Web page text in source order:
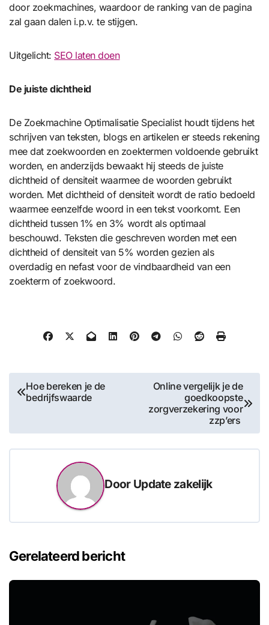
door zoekmachines, waardoor de ranking van de pagina
zal gaan dalen i.p.v. te stijgen.
Uitgelicht: SEO laten doen
De juiste dichtheid
De Zoekmachine Optimalisatie Specialist houdt tijdens het
schrijven van teksten, blogs en artikelen er steeds rekening
mee dat zoekwoorden en zoektermen voldoende gebruikt
worden, en anderzijds bewaakt hij steeds de juiste
dichtheid of densiteit waarmee de woorden gebruikt
worden. Met dichtheid of densiteit wordt de ratio bedoeld
waarmee eenzelfde woord in een tekst voorkomt. Een
dichtheid tussen 1% en 3% wordt als optimaal
beschouwd. Teksten die geschreven worden met een
dichtheid of densiteit van 5% worden gezien als
overdadig en nefast voor de vindbaardheid van een
zoekterm of zoekwoord.
Bericht
navigatie
Hoe bereken je de
bedrijfswaarde
Online vergelijk je de
goedkoopste
zorgverzekering voor
zzp’ers
Door Update zakelijk
Gerelateerd bericht